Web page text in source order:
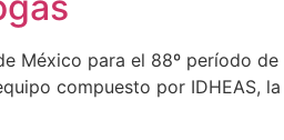
México para el 88º período de
compuesto por IDHEAS, la